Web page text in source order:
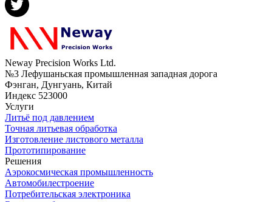
Neway Precision Works Ltd.
№3 Лефушаньская промышленная западная дорога
Фэнган, Дунгуань, Китай
Индекс 523000
Услуги
Литьё под давлением
Точная литьевая обработка
Изготовление листового металла
Прототипирование
Решения
Аэрокосмическая промышленность
Автомобилестроение
Потребительская электроника